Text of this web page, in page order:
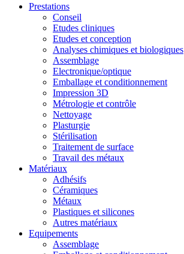
Prestations
Conseil
Etudes cliniques
Etudes et conception
Analyses chimiques et biologiques
Assemblage
Electronique/optique
Emballage et conditionnement
Impression 3D
Métrologie et contrôle
Nettoyage
Plasturgie
Stérilisation
Traitement de surface
Travail des métaux
Matériaux
Adhésifs
Céramiques
Métaux
Plastiques et silicones
Autres matériaux
Equipements
Assemblage